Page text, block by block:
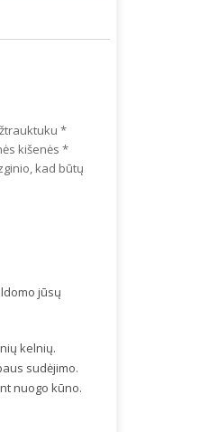
*
kišenės *
kad būtų
jūsų
kelnių.
sudėjimo.
nuogo kūno.